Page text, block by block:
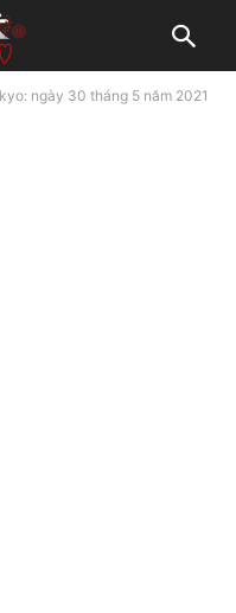
ngày 30 tháng 5 năm 2021